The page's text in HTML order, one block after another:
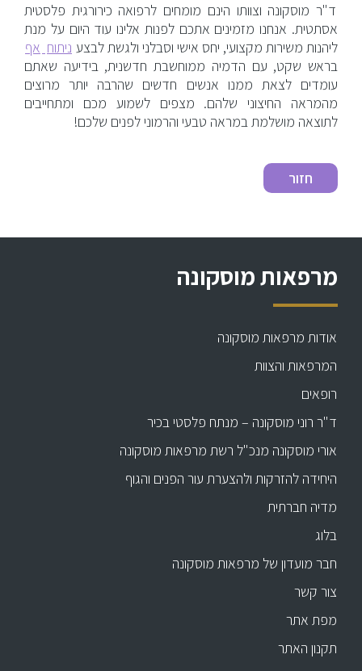
ד"ר מוסקונה וצוותו הינם מומחים לרפואה כירורגית פלסטית
אסתטית. אנחנו מזמינים אתכם לפנות אלינו עוד היום על מנת
ליהנות משירות מקצועי, יחס אישי וסבלני ולגשת לבצע ניתוח אף
בראש שקט, עם הדמיה ממוחשבת חדשנית, בידיעה שאתם
עומדים לצאת ממנו אנשים חדשים שהרבה יותר מרוצים
מהמראה החיצוני שלהם. מצפים לשמוע מכם ומתחייבים
לתוצאה מושלמת במראה טבעי והרמוני לפנים שלכם!
מרפאות מוסקונה
אודות מרפאות מוסקונה
המרפאות והצוות
רופאים
ד"ר רוני מוסקונה – מנתח פלסטי בכיר
אורי מוסקונה מנכ"ל רשת מרפאות מוסקונה
היחידה להזרקות ולהצערת עור הפנים והגוף
מדיה חברתית
בלוג
חבר מועדון של מרפאות מוסקונה
צור קשר
מפת אתר
תקנון האתר